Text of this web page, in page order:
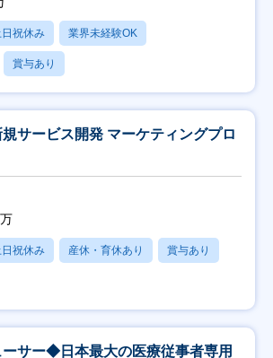
祝休み 業界未経験OK
賞与あり
規サービス開発 マーケティングプロ
祝休み 産休・育休あり 賞与あり
サー◆日本最大の医療従事者専用